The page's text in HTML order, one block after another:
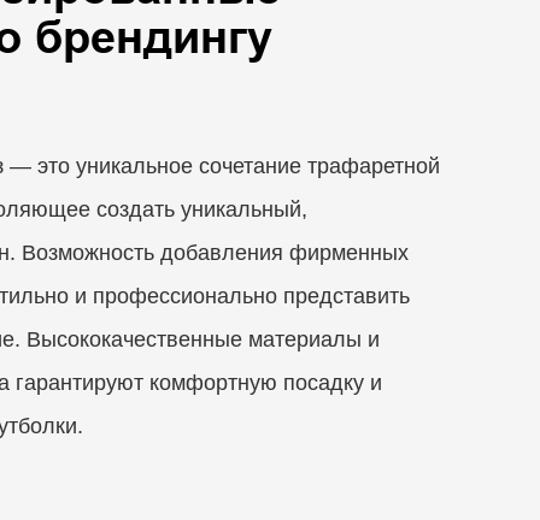
брендингу
это уникальное сочетание трафаретной
создать уникальный,
Возможность добавления фирменных
и профессионально представить
Высококачественные материалы и
гарантируют комфортную посадку и